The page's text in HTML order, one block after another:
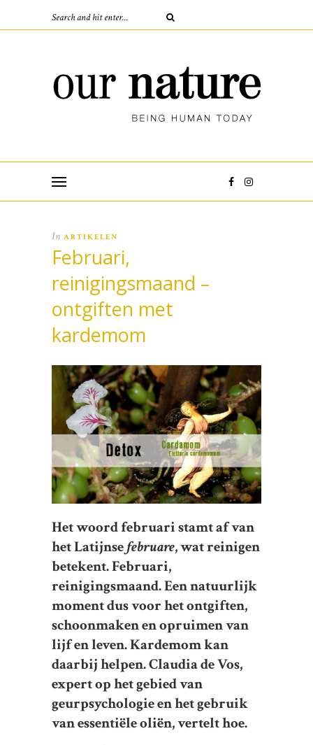
In ARTIKELEN
Februari,
reinigingsmaand –
ontgiften met
kardemom
Het woord februari stamt af van
het Latijnsefebruare, wat reinigen
betekent. Februari,
reinigingsmaand. Een natuurlijk
moment dus voor het ontgiften,
schoonmaken en opruimen van
lijf en leven. Kardemom kan
daarbij helpen. Claudia de Vos,
expert op het gebied van
geurpsychologie en het gebruik
van essentiële oliën, vertelt hoe.